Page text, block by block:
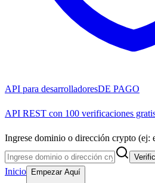
API para desarrolladoresDE PAGO
API REST con 100 verificaciones
Ingrese dominio o dirección crypto (ej:
Inicio Empezar Aquí